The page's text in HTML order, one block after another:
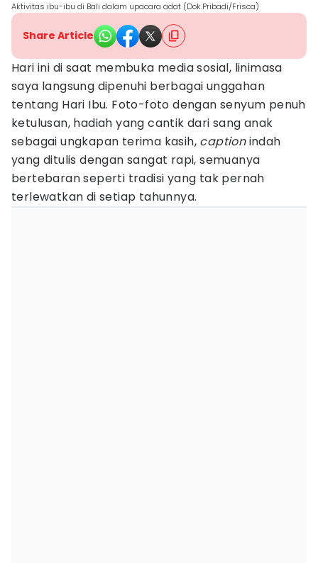
Aktivitas ibu-ibu di Bali dalam upacara adat (Dok.Pribadi/Frisca)
Share Article
Hari ini di saat membuka media sosial, linimasa
saya langsung dipenuhi berbagai unggahan
tentang Hari Ibu. Foto-foto dengan senyum penuh
ketulusan, hadiah yang cantik dari sang anak
sebagai ungkapan terima kasih, captionindah
yang ditulis dengan sangat rapi, semuanya
bertebaran seperti tradisi yang tak pernah
terlewatkan di setiap tahunnya.